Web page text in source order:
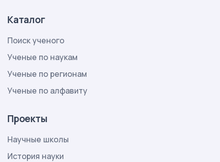
Каталог
Поиск ученого
Ученые по наукам
Ученые по регионам
Ученые по алфавиту
Проекты
Научные школы
История науки